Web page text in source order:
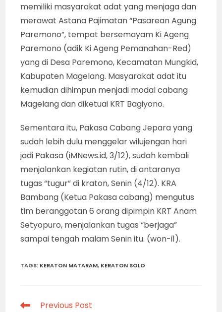
memiliki masyarakat adat yang menjaga dan
merawat Astana Pajimatan “Pasarean Agung
Paremono”, tempat bersemayam Ki Ageng
Paremono (adik Ki Ageng Pemanahan-Red)
yang di Desa Paremono, Kecamatan Mungkid,
Kabupaten Magelang. Masyarakat adat itu
kemudian dihimpun menjadi modal cabang
Magelang dan diketuai KRT Bagiyono.
Sementara itu, Pakasa Cabang Jepara yang
sudah lebih dulu menggelar wilujengan hari
jadi Pakasa (iMNews.id, 3/12), sudah kembali
menjalankan kegiatan rutin, di antaranya
tugas “tugur” di kraton, Senin (4/12). KRA
Bambang (Ketua Pakasa cabang) mengutus
tim beranggotan 6 orang dipimpin KRT Anam
Setyopuro, menjalankan tugas “berjaga”
sampai tengah malam Senin itu. (won-i1).
TAGS: KERATON MATARAM, KERATON SOLO
Read
Previous Post